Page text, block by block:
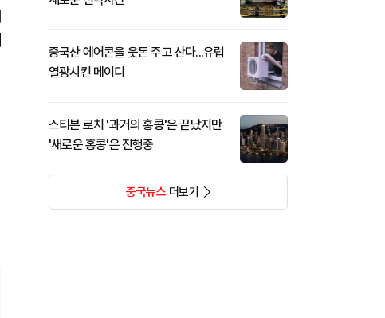
중국산 에어콘을 웃돈 주고 산다...유럽
열광시킨 메이디
스티븐 로치 '과거의 홍콩'은 끝났지만
'새로운 홍콩'은 진행중
중국뉴스더보기